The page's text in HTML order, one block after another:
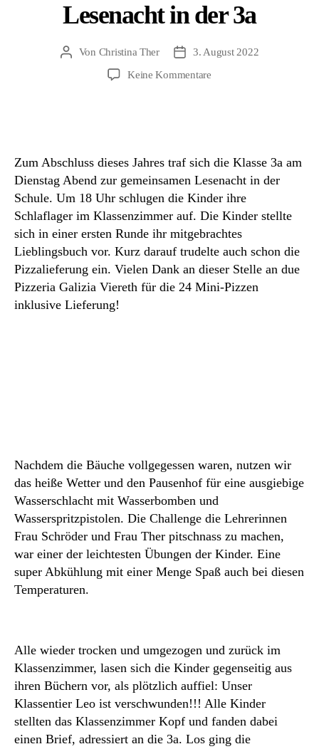
Lesenacht in der 3a
Beitragsautor
Von Christina Ther Beitragsdatum
3. August 2022
Keine Kommentarezu
Zum Abschluss dieses Jahres traf sich die Klasse 3a am
Dienstag Abend zur gemeinsamen Lesenacht in der
Schule. Um 18 Uhr schlugen die Kinder ihre
Schlaflager im Klassenzimmer auf. Die Kinder stellte
sich in einer ersten Runde ihr mitgebrachtes
Lieblingsbuch vor. Kurz darauf trudelte auch schon die
Pizzalieferung ein. Vielen Dank an dieser Stelle an due
Pizzeria Galizia Viereth für die 24 Mini-Pizzen
inklusive Lieferung!
Nachdem die Bäuche vollgegessen waren, nutzen wir
das heiße Wetter und den Pausenhof für eine ausgiebige
Wasserschlacht mit Wasserbomben und
Wasserspritzpistolen. Die Challenge die Lehrerinnen
Frau Schröder und Frau Ther pitschnass zu machen,
war einer der leichtesten Übungen der Kinder. Eine
super Abkühlung mit einer Menge Spaß auch bei diesen
Temperaturen.
Alle wieder trocken und umgezogen und zurück im
Klassenzimmer, lasen sich die Kinder gegenseitig aus
ihren Büchern vor, als plötzlich auffiel: Unser
Klassentier Leo ist verschwunden!!! Alle Kinder
stellten das Klassenzimmer Kopf und fanden dabei
einen Brief, adressiert an die 3a. Los ging die